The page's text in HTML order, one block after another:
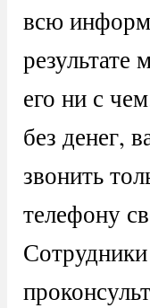
всю
его ни с
без денег,
звонить
телефону